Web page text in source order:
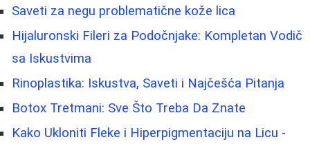
Saveti za negu problematične kože lica
Hijaluronski Fileri za Podočnjake: Kompletan Vodič
sa Iskustvima
Rinoplastika: Iskustva, Saveti i Najčešća Pitanja
Botox Tretmani: Sve Što Treba Da Znate
Kako Ukloniti Fleke i Hiperpigmentaciju na Licu -